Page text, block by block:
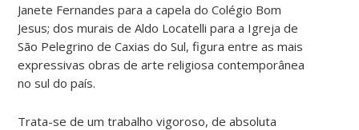
Janete Fernandes para a capela do Colégio Bom
Jesus; dos murais de Aldo Locatelli para a Igreja de
São Pelegrino de Caxias do Sul, figura entre as mais
expressivas obras de arte religiosa contemporânea
no sul do país.
Trata-se de um trabalho vigoroso, de absoluta